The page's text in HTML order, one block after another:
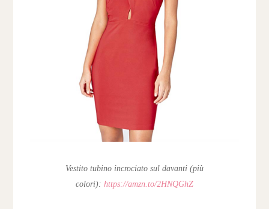
Vestito tubino incrociato sul davanti (più
colori): https://amzn.to/2HNQGhZ